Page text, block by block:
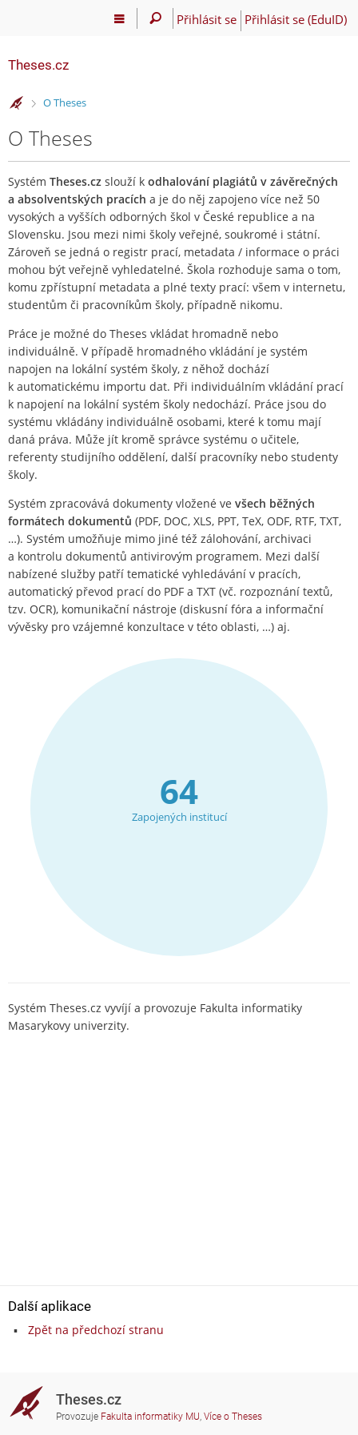
Přihlásit se Přihlásit se (EduID)
Theses.cz
>
O Theses
O Theses
Systém Theses.cz slouží k odhalování plagiátů v závěrečných
a absolventských pracích a je do něj zapojeno více než 50
vysokých a vyšších odborných škol v České republice a na
Slovensku. Jsou mezi nimi školy veřejné, soukromé i státní.
Zároveň se jedná o registr prací, metadata / informace o práci
mohou být veřejně vyhledatelné. Škola rozhoduje sama o tom,
komu zpřístupní metadata a plné texty prací: všem v internetu,
studentům či pracovníkům školy, případně nikomu.
Práce je možné do Theses vkládat hromadně nebo
individuálně. V případě hromadného vkládání je systém
napojen na lokální systém školy, z něhož dochází
k automatickému importu dat. Při individuálním vkládání prací
k napojení na lokální systém školy nedochází. Práce jsou do
systému vkládány individuálně osobami, které k tomu mají
daná práva. Může jít kromě správce systému o učitele,
referenty studijního oddělení, další pracovníky nebo studenty
školy.
Systém zpracovává dokumenty vložené ve všech běžných
formátech dokumentů (PDF, DOC, XLS, PPT, TeX, ODF, RTF, TXT,
…). Systém umožňuje mimo jiné též zálohování, archivaci
a kontrolu dokumentů antivirovým programem. Mezi další
nabízené služby patří tematické vyhledávání v pracích,
automatický převod prací do PDF a TXT (vč. rozpoznání textů,
tzv. OCR), komunikační nástroje (diskusní fóra a informační
vývěsky pro vzájemné konzultace v této oblasti, …) aj.
64
Zapojených institucí
Systém Theses.cz vyvíjí a provozuje Fakulta informatiky
Masarykovy univerzity.
Další aplikace
Zpět na předchozí stranu
Theses.cz
Provozuje Fakulta informatiky MU, Více o Theses